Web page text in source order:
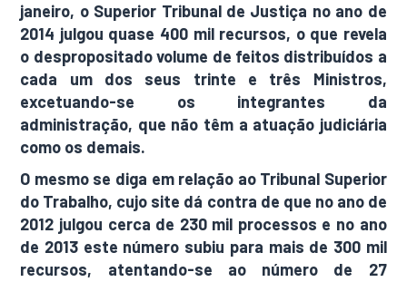
janeiro, o Superior Tribunal de Justiça no ano de
2014 julgou quase 400 mil recursos, o que revela
o despropositado volume de feitos distribuídos a
cada um dos seus trinte e três Ministros,
excetuando-se os integrantes da
administração, que não têm a atuação judiciária
como os demais.
O mesmo se diga em relação ao Tribunal Superior
do Trabalho, cujo site dá contra de que no ano de
2012 julgou cerca de 230 mil processos e no ano
de 2013 este número subiu para mais de 300 mil
recursos, atentando-se ao número de 27